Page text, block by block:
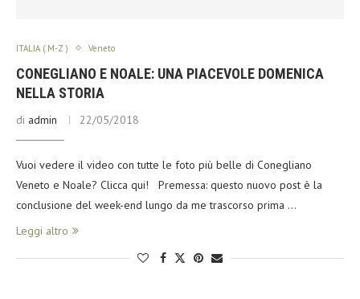
ITALIA ( M-Z ) Veneto
CONEGLIANO E NOALE: UNA PIACEVOLE DOMENICA
NELLA STORIA
di admin 22/05/2018
Vuoi vedere il video con tutte le foto più belle di Conegliano
Veneto e Noale? Clicca qui! Premessa: questo nuovo post è la
conclusione del week-end lungo da me trascorso prima …
Leggi altro